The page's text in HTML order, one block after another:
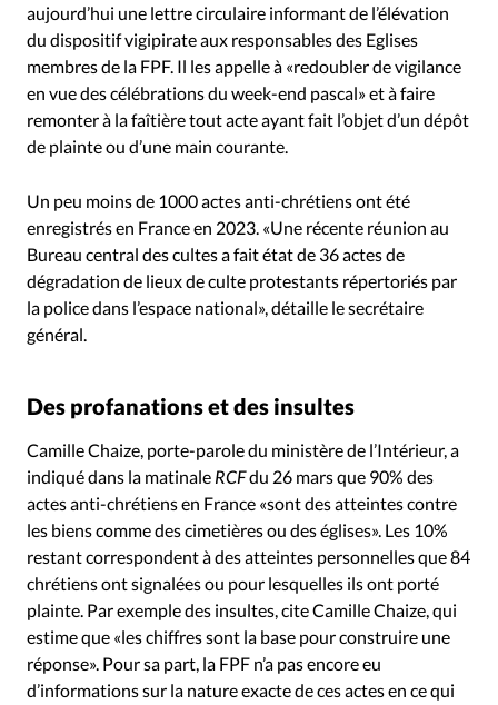
aujourd’hui une lettre circulaire informant de l’élévation
du dispositif vigipirate aux responsables des Eglises
membres de la FPF. Il les appelle à «redoubler de vigilance
en vue des célébrations du week-end pascal» et à faire
remonter à la faîtière tout acte ayant fait l’objet d’un dépôt
de plainte ou d’une main courante.
Un peu moins de 1000 actes anti-chrétiens ont été
enregistrés en France en 2023. «Une récente réunion au
Bureau central des cultes a fait état de 36 actes de
dégradation de lieux de culte protestants répertoriés par
la police dans l’espace national», détaille le secrétaire
général.
Des profanations et des insultes
Camille Chaize, porte-parole du ministère de l’Intérieur, a
indiqué dans la matinale RCFdu 26 mars que 90% des
actes anti-chrétiens en France «sont des atteintes contre
les biens comme des cimetières ou des églises». Les 10%
restant correspondent à des atteintes personnelles que 84
chrétiens ont signalées ou pour lesquelles ils ont porté
plainte. Par exemple des insultes, cite Camille Chaize, qui
estime que «les chiffres sont la base pour construire une
réponse». Pour sa part, la FPF n’a pas encore eu
d’informations sur la nature exacte de ces actes en ce qui